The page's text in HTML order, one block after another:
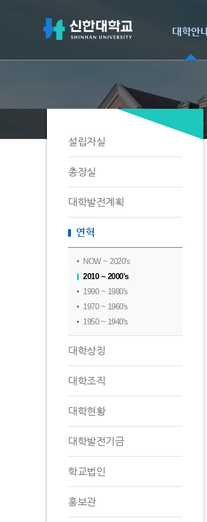
대학안
설립자실
총장실
대학발전계획
연혁
NOW ~ 2020's
2010 ~ 2000's
1990 ~ 1980's
1970 ~ 1960's
1950 ~ 1940's
대학상징
대학조직
대학현황
대학발전기금
학교법인
홍보관